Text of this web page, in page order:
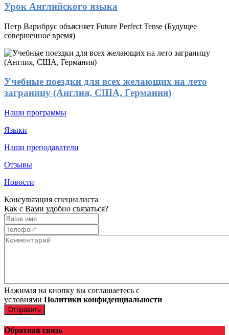
Урок Английского языка
Петр Варибрус объясняет Future Perfect Tense (Будущее
совершенное время)
Учебные поездки для всех желающих на лето
заграницу (Англия, США, Германия)
Наши программы
Языки
Наши преподаватели
Отзывы
Новости
Консультация специалиста
Как с Вами удобно связаться?
Нажимая на кнопку вы соглашаетесь с
условиями Политики конфиденциальности
Отправить
Обратная связь